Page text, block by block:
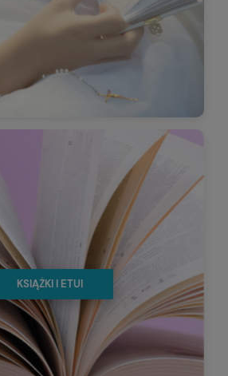
KSIĄŻKI I ETUI